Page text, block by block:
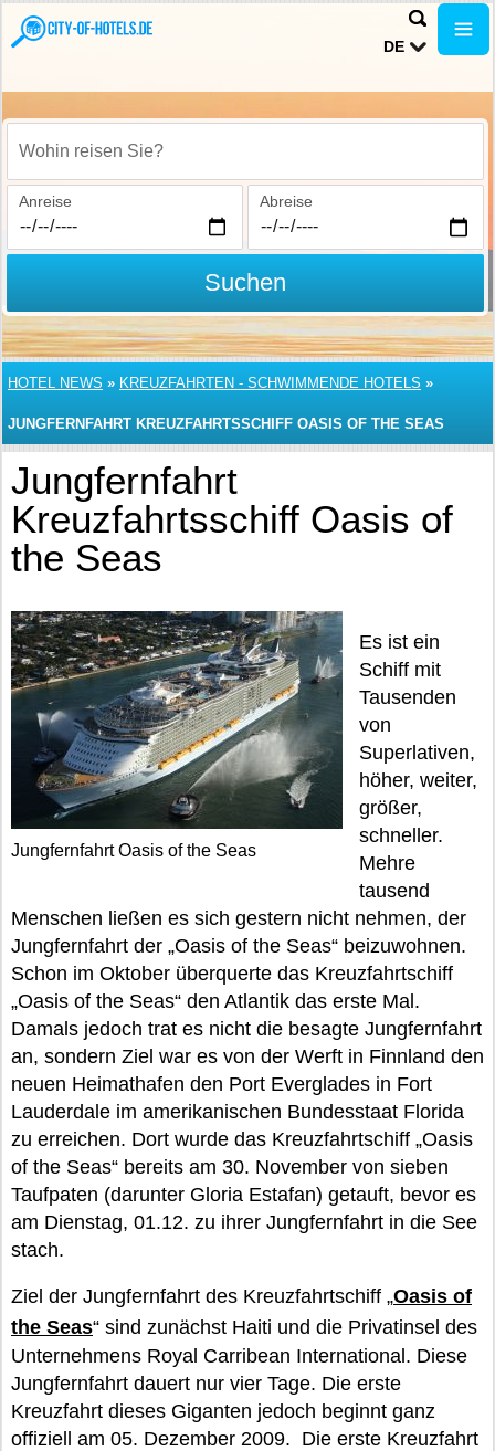
DE
Wohin reisen Sie?
Anreise Abreise
Suchen
HOTEL NEWS » KREUZFAHRTEN - SCHWIMMENDE HOTELS »
JUNGFERNFAHRT KREUZFAHRTSSCHIFF OASIS OF THE SEAS
Jungfernfahrt
Kreuzfahrtsschiff Oasis of
the Seas
Jungfernfahrt Oasis of the Seas
Es ist ein
Schiff mit
Tausenden
von
Superlativen,
höher, weiter,
größer,
schneller.
Mehre
tausend
Menschen ließen es sich gestern nicht nehmen, der
Jungfernfahrt der „Oasis of the Seas“ beizuwohnen.
Schon im Oktober überquerte das Kreuzfahrtschiff
„Oasis of the Seas“ den Atlantik das erste Mal.
Damals jedoch trat es nicht die besagte Jungfernfahrt
an, sondern Ziel war es von der Werft in Finnland den
neuen Heimathafen den Port Everglades in Fort
Lauderdale im amerikanischen Bundesstaat Florida
zu erreichen. Dort wurde das Kreuzfahrtschiff „Oasis
of the Seas“ bereits am 30. November von sieben
Taufpaten (darunter Gloria Estafan) getauft, bevor es
am Dienstag, 01.12. zu ihrer Jungfernfahrt in die See
stach.
Ziel der Jungfernfahrt des Kreuzfahrtschiff „Oasis of
the Seas“ sind zunächst Haiti und die Privatinsel des
Unternehmens Royal Carribean International. Diese
Jungfernfahrt dauert nur vier Tage. Die erste
Kreuzfahrt dieses Giganten jedoch beginnt ganz
offiziell am 05. Dezember 2009. Die erste Kreuzfahrt